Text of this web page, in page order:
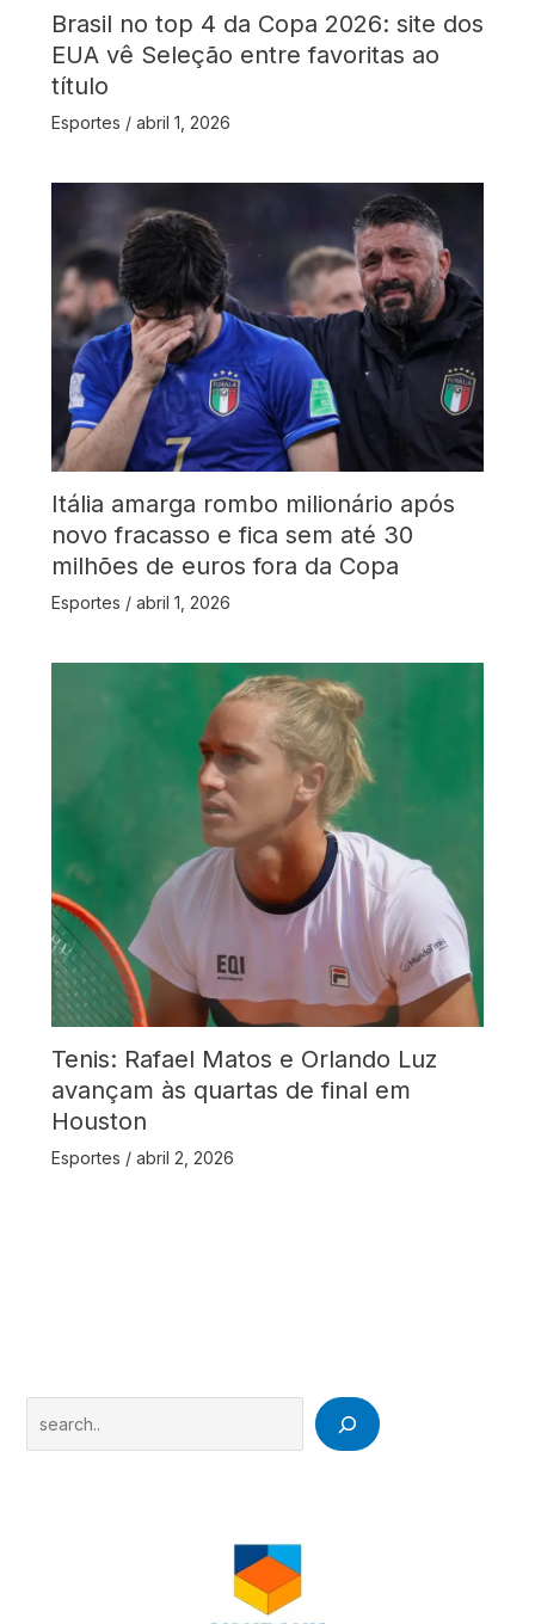
Brasil no top 4 da Copa 2026: site dos
EUA vê Seleção entre favoritas ao
título
Esportes / abril 1, 2026
Itália amarga rombo milionário após
novo fracasso e fica sem até 30
milhões de euros fora da Copa
Esportes / abril 1, 2026
Tenis: Rafael Matos e Orlando Luz
avançam às quartas de final em
Houston
Esportes / abril 2, 2026